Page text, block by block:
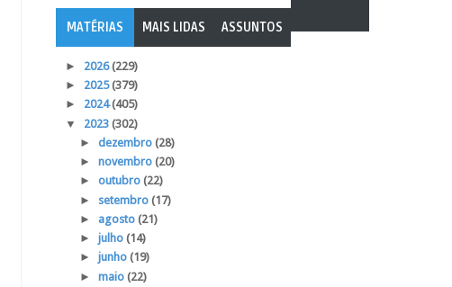
MATÉRIAS MAIS LIDAS ASSUNTOS
► 2026(229)
► 2025(379)
► 2024(405)
▼ 2023 (302)
► dezembro (28)
► novembro (20)
► outubro (22)
► setembro (17)
► agosto (21)
► julho (14)
► junho (19)
► maio (22)